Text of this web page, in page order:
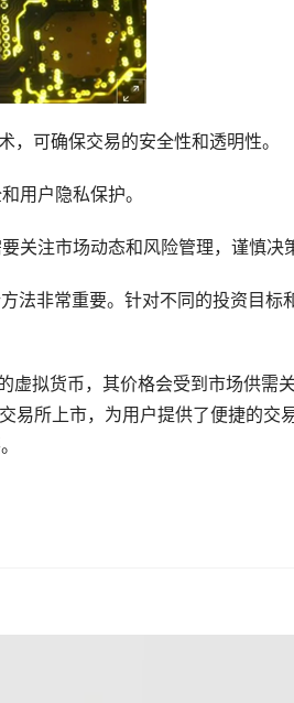
可确保交易的安全性和透明性。
用户隐私保护。
关注市场动态和风险管理，谨慎决
法非常重要。针对不同的投资目标
虚拟货币，其价格会受到市场供需
易所上市，为用户提供了便捷的交